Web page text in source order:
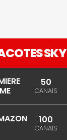
SKY
50
CANAIS
100
CANAIS